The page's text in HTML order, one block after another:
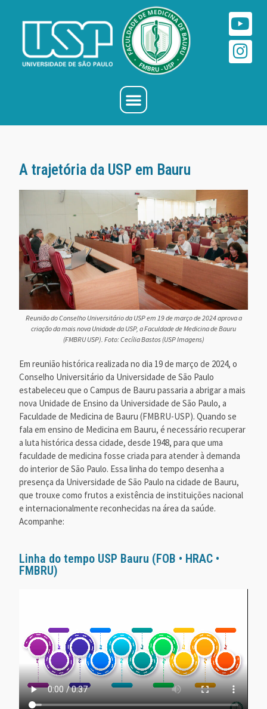
A trajetória da USP em Bauru
Reunião do Conselho Universitário da USP em 19 de março de 2024 aprova a
criação da mais nova Unidade da USP, a Faculdade de Medicina de Bauru
(FMBRU USP). Foto: Cecília Bastos (USP Imagens)
Em reunião histórica realizada no dia 19 de março de 2024, o
Conselho Universitário da Universidade de São Paulo
estabeleceu que o Campus de Bauru passaria a abrigar a mais
nova Unidade de Ensino da Universidade de São Paulo, a
Faculdade de Medicina de Bauru (FMBRU-USP). Quando se
fala em ensino de Medicina em Bauru, é necessário recuperar
a luta histórica dessa cidade, desde 1948, para que uma
faculdade de medicina fosse criada para atender à demanda
do interior de São Paulo. Essa linha do tempo desenha a
presença da Universidade de São Paulo na cidade de Bauru,
que trouxe como frutos a existência de instituições nacional
e internacionalmente reconhecidas na área da saúde.
Acompanhe:
Linha do tempo USP Bauru (FOB • HRAC •
FMBRU)